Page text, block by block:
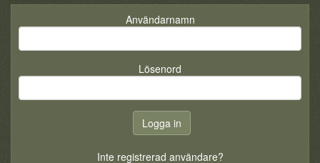
Användarnamn
Lösenord
Inte registrerad användare?